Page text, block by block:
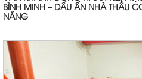
BÌNH MINH – DẤU ẤN NHÀ THẦU
NẴNG